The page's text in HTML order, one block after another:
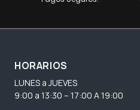
HORARIOS
LUNES a JUEVES
9:00 a 13:30 – 17:00 A 19:00